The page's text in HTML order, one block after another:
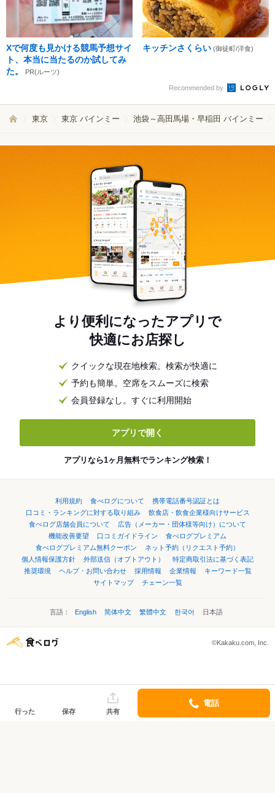
Xで何度も見かける競馬予想サイ
ト、本当に当たるのか試してみ
た。
PR(ルーツ)
キッチンさくらい (御徒町/洋食)
Recommended by
東京 東京 バインミー 池袋～高田馬場・早稲田 バインミー
より便利になったアプリで
快適にお店探し
クイックな現在地検索。検索が快適に
予約も簡単。空席をスムーズに検索
会員登録なし。すぐに利用開始
アプリで開く
アプリなら1ヶ月無料でランキング検索！
利用規約 食べログについて
携帯電話番号認証とは
口コミ・ランキングに対する取り組み
飲食店・飲食企業様向けサービス
食べログ店舗会員について
広告（メーカー・団体様等向け）について
機能改善要望
口コミガイドライン
食べログプレミアム
食べログプレミアム無料クーポン
ネット予約（リクエスト予約）
個人情報保護方針
外部送信（オプトアウト）
特定商取引法に基づく表記
推奨環境
ヘルプ・お問い合わせ 採用情報 企業情報
キーワード一覧
サイトマップ
チェーン一覧
言語： English 简体中文 繁體中文 한국어 日本語
©Kakaku.com, Inc.
行った 保存 共有
電話